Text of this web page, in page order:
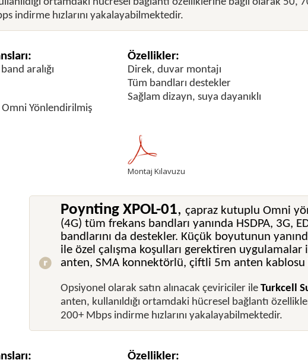
indirme hızlarını yakalayabilmektedir.
aralığı
Yönlendirilmiş
Özellikler:
Direk, duvar montajı
Tüm bandları destekler
Sağlam dizayn, suya dayanıklı
Montaj Kılavuzu
Poynting XPOL-01, çapraz kutuplu Omni
(4G) tüm frekans bandları yanında HSDPA, 3G,
bandlarını da destekler. Küçük boyutunun
ile özel çalışma koşulları gerektiren
anten, SMA konnektörlü, çiftli 5m anten
Opsiyonel olarak satın alınacak çeviriciler ile Turkcell
anten, kullanıldığı ortamdaki hücresel bağlantı
200+ Mbps indirme hızlarını yakalayabilmektedir.
Özellikler: